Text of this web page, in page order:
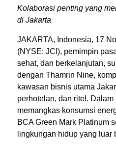
Kolaborasi penting yang
di Jakarta
JAKARTA, Indonesia, 17
(NYSE: JCI), pemimpin
sehat, dan berkelanjutan,
dengan Thamrin Nine,
kawasan bisnis utama
perhotelan, dan ritel.
memangkas konsumsi
BCA Green Mark Platinum
lingkungan hidup yang luar